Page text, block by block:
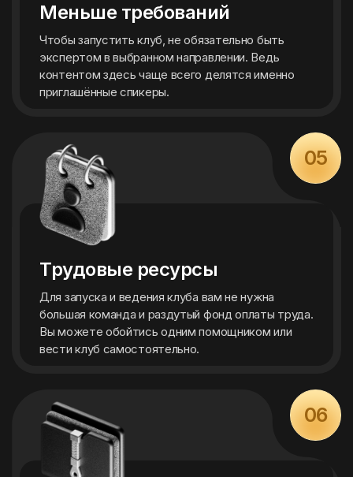
Меньше требований
Чтобы запустить клуб, не обязательно быть
экспертом в выбранном направлении. Ведь
контентом здесь чаще всего делятся именно
приглашённые спикеры.
05
Трудовые ресурсы
Для запуска и ведения клуба вам не нужна
большая команда и раздутый фонд оплаты труда.
Вы можете обойтись одним помощником или
вести клуб самостоятельно.
06